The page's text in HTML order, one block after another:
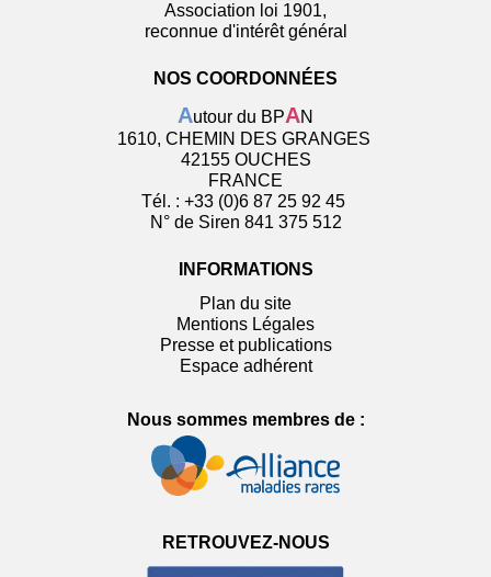
Association loi 1901,
reconnue d'intérêt général
NOS COORDONNÉES
Autour du BPAN
1610, CHEMIN DES GRANGES
42155 OUCHES
FRANCE
Tél. : +33 (0)6 87 25 92 45
N° de Siren 841 375 512
INFORMATIONS
Plan du site
Mentions Légales
Presse et publications
Espace adhérent
Nous sommes membres de :
RETROUVEZ-NOUS